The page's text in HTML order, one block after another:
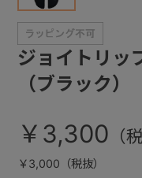
ジョイトリ
（ブラック
￥3,300
￥3,000（税抜）